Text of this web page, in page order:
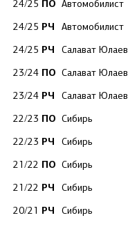
24/25 ПО Автомобилист
24/25 РЧ Автомобилист
24/25 РЧ Салават Юлаев
23/24 ПО Салават Юлаев
23/24 РЧ Салават Юлаев
22/23 ПО Сибирь
22/23 РЧ Сибирь
21/22 ПО Сибирь
21/22 РЧ Сибирь
20/21 РЧ Сибирь